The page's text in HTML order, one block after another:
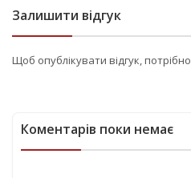
Залишити відгук
Щоб опублікувати відгук, потрібно
Коментарів поки немає